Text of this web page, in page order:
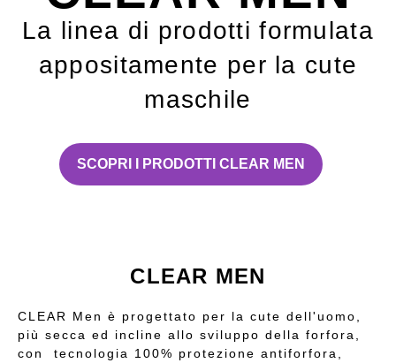
La linea di prodotti formulata
appositamente per la cute
maschile
SCOPRI I PRODOTTI CLEAR MEN CLEAR MEN
CLEAR MEN
CLEAR Men è progettato per la cute dell'uomo,
più secca ed incline allo sviluppo della forfora,
con​ tecnologia 100% protezione antiforfora,